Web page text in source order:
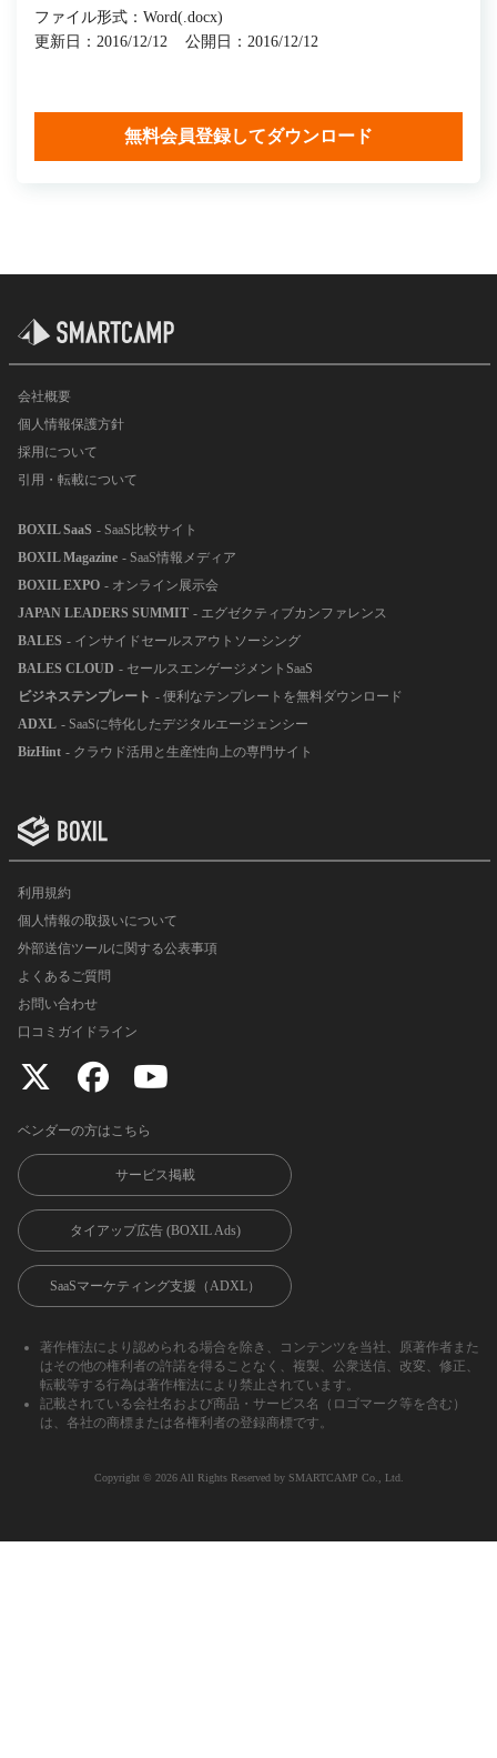
ファイル形式：Word(.docx)
更新日：2016/12/12
公開日：2016/12/12
無料会員登録してダウンロード
会社概要
個人情報保護方針
採用について
引用・転載について
BOXIL SaaS - SaaS比較サイト
BOXIL Magazine - SaaS情報メディア
BOXIL EXPO - オンライン展示会
JAPAN LEADERS SUMMIT - エグゼクティブカンファレンス
BALES - インサイドセールスアウトソーシング
BALES CLOUD - セールスエンゲージメントSaaS
ビジネステンプレート - 便利なテンプレートを無料ダウンロード
ADXL - SaaSに特化したデジタルエージェンシー
BizHint - クラウド活用と生産性向上の専門サイト
利用規約
個人情報の取扱いについて
外部送信ツールに関する公表事項
よくあるご質問
お問い合わせ
口コミガイドライン
ベンダーの方はこちら
サービス掲載
タイアップ広告 (BOXIL Ads)
SaaSマーケティング支援（ADXL）
著作権法により認められる場合を除き、コンテンツを当社、原著作者また
はその他の権利者の許諾を得ることなく、複製、公衆送信、改変、修正、
転載等する行為は著作権法により禁止されています。
記載されている会社名および商品・サービス名（ロゴマーク等を含む）
は、各社の商標または各権利者の登録商標です。
Copyright ©︎ 2026 All Rights Reserved by SMARTCAMP Co., Ltd.